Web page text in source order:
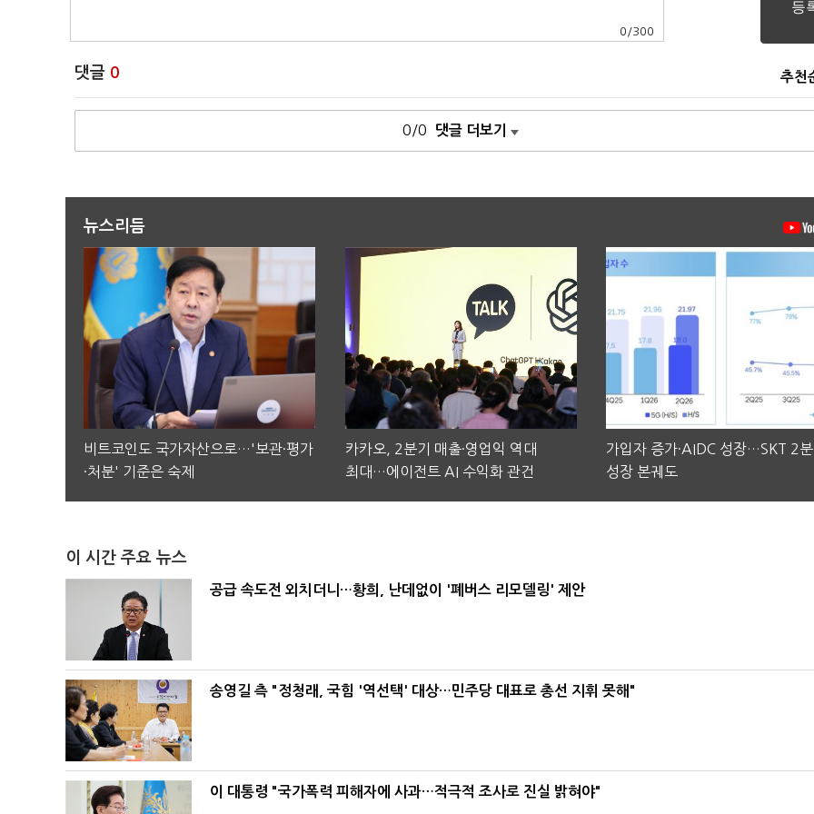
0 /300
댓글 0 추천
0/0 댓글 더보기
뉴스리듬
비트코인도 국가자산으로…'보관·평가
·처분' 기준은 숙제
카카오, 2분기 매출·영업익 역대
최대…에이전트 AI 수익화 관건
가입자 증가·AIDC 성장…SKT 2
성장 본궤도
이 시간 주요 뉴스
공급 속도전 외치더니…황희, 난데없이 '폐버스 리모델링' 제안
송영길 측 "정청래, 국힘 '역선택' 대상…민주당 대표로 총선 지휘 못해"
이 대통령 "국가폭력 피해자에 사과…적극적 조사로 진실 밝혀야"